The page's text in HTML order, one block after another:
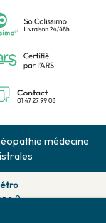
médecine
9.